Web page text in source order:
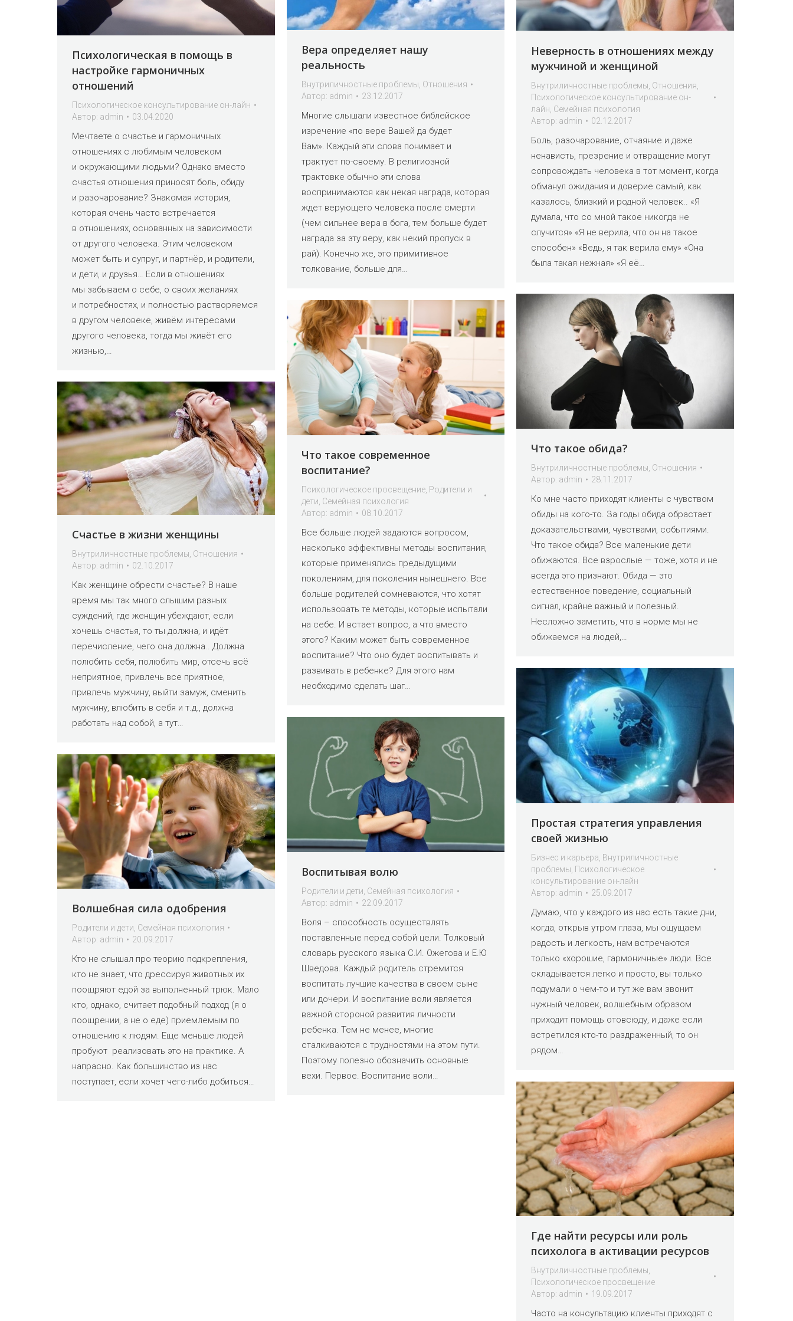
Психологическая в помощь в
настройке гармоничных
отношений
Психологическое консультирование он-лайн
Автор: admin 03.04.2020
Мечтаете о счастье и гармоничных
отношениях с любимым человеком
и окружающими людьми? Однако вместо
счастья отношения приносят боль, обиду
и разочарование? Знакомая история,
которая очень часто встречается
в отношениях, основанных на зависимости
от другого человека. Этим человеком
может быть и супруг, и партнёр, и родители,
и дети, и друзья… Если в отношениях
мы забываем о себе, о своих желаниях
и потребностях, и полностью растворяемся
в другом человеке, живём интересами
другого человека, тогда мы живёт его
жизнью,…
Вера определяет нашу
реальность
Внутриличностные проблемы Отношения
Автор: admin 23.12.2017
Многие слышали известное библейское
изречение «по вере Вашей да будет
Вам». Каждый эти слова понимает и
трактует по-своему. В религиозной
трактовке обычно эти слова
воспринимаются как некая награда, которая
ждет верующего человека после смерти
(чем сильнее вера в бога, тем больше будет
награда за эту веру, как некий пропуск в
рай). Конечно же, это примитивное
толкование, больше для…
Неверность в отношениях между
мужчиной и женщиной
Внутриличностные проблемы Отношения
Психологическое консультирование он-
лайн Семейная психология
Автор: admin 02.12.2017
Боль, разочарование, отчаяние и даже
ненависть, презрение и отвращение могут
сопровождать человека в тот момент, когда
обманул ожидания и доверие самый, как
казалось, близкий и родной человек.. «Я
думала, что со мной такое никогда не
случится» «Я не верила, что он на такое
способен» «Ведь, я так верила ему» «Она
была такая нежная» «Я её…
Что такое обида?
Внутриличностные проблемы Отношения
Автор: admin 28.11.2017
Ко мне часто приходят клиенты с чувством
обиды на кого-то. За годы обида обрастает
доказательствами, чувствами, событиями.
Что такое обида? Все маленькие дети
обижаются. Все взрослые — тоже, хотя и не
всегда это признают. Обида — это
естественное поведение, социальный
сигнал, крайне важный и полезный.
Несложно заметить, что в норме мы не
обижаемся на людей,…
Что такое современное
воспитание?
Психологическое просвещение Родители и
дети Семейная психология
Автор: admin 08.10.2017
Все больше людей задаются вопросом,
насколько эффективны методы воспитания,
которые применялись предыдущими
поколениям, для поколения нынешнего. Все
больше родителей сомневаются, что хотят
использовать те методы, которые испытали
на себе. И встает вопрос, а что вместо
этого? Каким может быть современное
воспитание? Что оно будет воспитывать и
развивать в ребенке? Для этого нам
необходимо сделать шаг…
Счастье в жизни женщины
Внутриличностные проблемы Отношения
Автор: admin 02.10.2017
Как женщине обрести счастье? В наше
время мы так много слышим разных
суждений, где женщин убеждают, если
хочешь счастья, то ты должна, и идёт
перечисление, чего она должна.. Должна
полюбить себя, полюбить мир, отсечь всё
неприятное, привлечь все приятное,
привлечь мужчину, выйти замуж, сменить
мужчину, влюбить в себя и т.д., должна
работать над собой, а тут…
Простая стратегия управления
своей жизнью
Бизнес и карьера Внутриличностные
проблемы Психологическое
консультирование он-лайн
Автор: admin 25.09.2017
Думаю, что у каждого из нас есть такие дни,
когда, открыв утром глаза, мы ощущаем
радость и легкость, нам встречаются
только «хорошие, гармоничные» люди. Все
складывается легко и просто, вы только
подумали о чем-то и тут же вам звонит
нужный человек, волшебным образом
приходит помощь отовсюду, и даже если
встретился кто-то раздраженный, то он
рядом…
Воспитывая волю
Родители и дети Семейная психология
Автор: admin 22.09.2017
Воля – способность осуществлять
поставленные перед собой цели. Толковый
словарь русского языка С.И. Ожегова и Е.Ю
Шведова. Каждый родитель стремится
воспитать лучшие качества в своем сыне
или дочери. И воспитание воли является
важной стороной развития личности
ребенка. Тем не менее, многие
сталкиваются с трудностями на этом пути.
Поэтому полезно обозначить основные
вехи. Первое. Воспитание воли…
Волшебная сила одобрения
Родители и дети Семейная психология
Автор: admin 20.09.2017
Кто не слышал про теорию подкрепления,
кто не знает, что дрессируя животных их
поощряют едой за выполненный трюк. Мало
кто, однако, считает подобный подход (я о
поощрении, а не о еде) приемлемым по
отношению к людям. Еще меньше людей
пробуют реализовать это на практике. А
напрасно. Как большинство из нас
поступает, если хочет чего-либо добиться…
Где найти ресурсы или роль
психолога в активации ресурсов
Внутриличностные проблемы,
Психологическое просвещение
Автор: admin 19.09.2017
Часто на консультацию клиенты приходят с